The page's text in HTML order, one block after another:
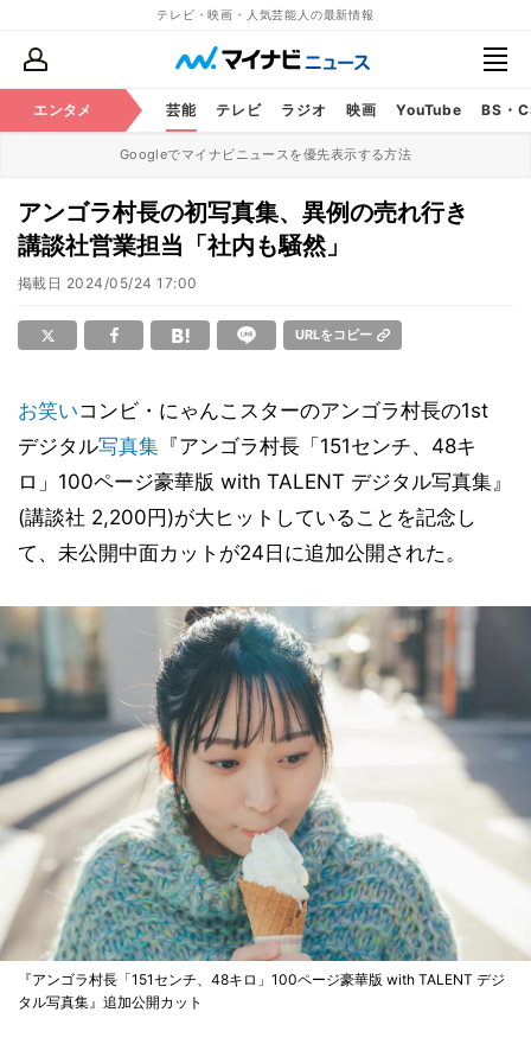
テレビ・映画・人気芸能人の最新情報
エンタメ 芸能 テレビ ラジオ 映画 YouTube BS・
Googleでマイナビニュースを優先表示する方法
アンゴラ村長の初写真集、異例の売れ行き
講談社営業担当「社内も騒然」
掲載日 2024/05/24 17:00
URLをコピー
お笑いコンビ・にゃんこスターのアンゴラ村長の1st
デジタル写真集 『アンゴラ村長「151センチ、48キ
ロ」100ページ豪華版 with TALENT デジタル写真集』
(講談社 2,200円)が大ヒットしていることを記念し
て、未公開中面カットが24日に追加公開された。
『アンゴラ村長「151センチ、48キロ」100ページ豪華版 with TALENT デジ
タル写真集』追加公開カット